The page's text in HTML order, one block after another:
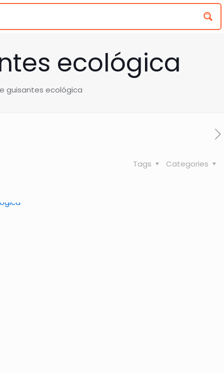
ecológica
guisantes ecológica
Categories
Tags